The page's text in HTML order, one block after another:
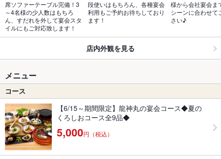
席ソファーテーブル完備！3
～4名様の少人数はもちろ
ん、すだれを外して宴会スタ
イルにもご対応致します！
段使いはもちろん、各種宴会
利用もご予約お待ちしており
ます！
様から会社宴会ま
シーンに合わせて
さい♪
店内外観を見る
メニュー
コース
【6/15～期間限定】龍神丸の宴会コース◆夏の
くろしおコース全9品◆
5,000円（税込）